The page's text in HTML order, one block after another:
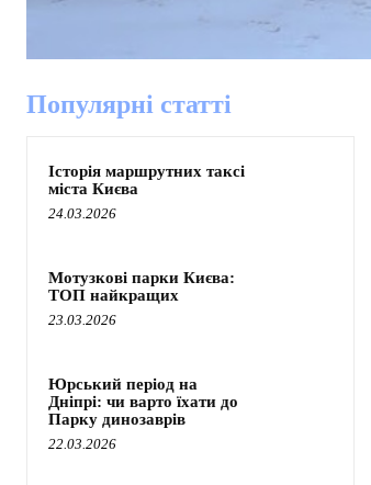
Популярні статті
Історія маршрутних таксі
міста Києва
24.03.2026
Мотузкові парки Києва:
ТОП найкращих
23.03.2026
Юрський період на
Дніпрі: чи варто їхати до
Парку динозаврів
22.03.2026